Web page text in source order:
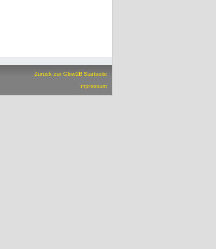
Zurück zur Glow2B Startseite
Impressum